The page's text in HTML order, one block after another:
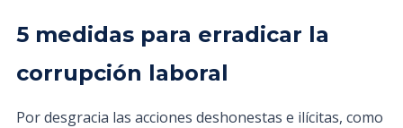
5 medidas para erradicar la
corrupción laboral
Por desgracia las acciones deshonestas e ilícitas, como